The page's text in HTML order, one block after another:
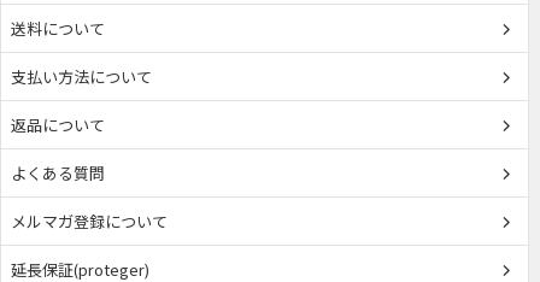
送料について
支払い方法について
返品について
よくある質問
メルマガ登録について
延長保証(proteger)